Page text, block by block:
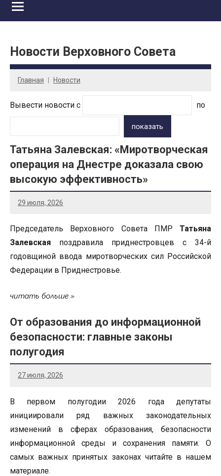
Новости Верховного Совета
Главная Новости
Вывести новости с по
показать
Татьяна Залевская: «Миротворческая
операция на Днестре доказала свою
высокую эффективность»
29 июля, 2026
Председатель Верховного Совета ПМР Татьяна
Залевская поздравила приднестровцев с 34-й
годовщиной ввода миротворческих сил Российской
Федерации в Приднестровье.
читать больше
От образования до информационной
безопасности: главные законы
полугодия
27 июля, 2026
В первом полугодии 2026 года депутаты
инициировали ряд важных законодательных
изменений в сферах образования, безопасности
информационной среды и сохранения памяти. О
самых важных принятых законах читайте в нашем
материале.